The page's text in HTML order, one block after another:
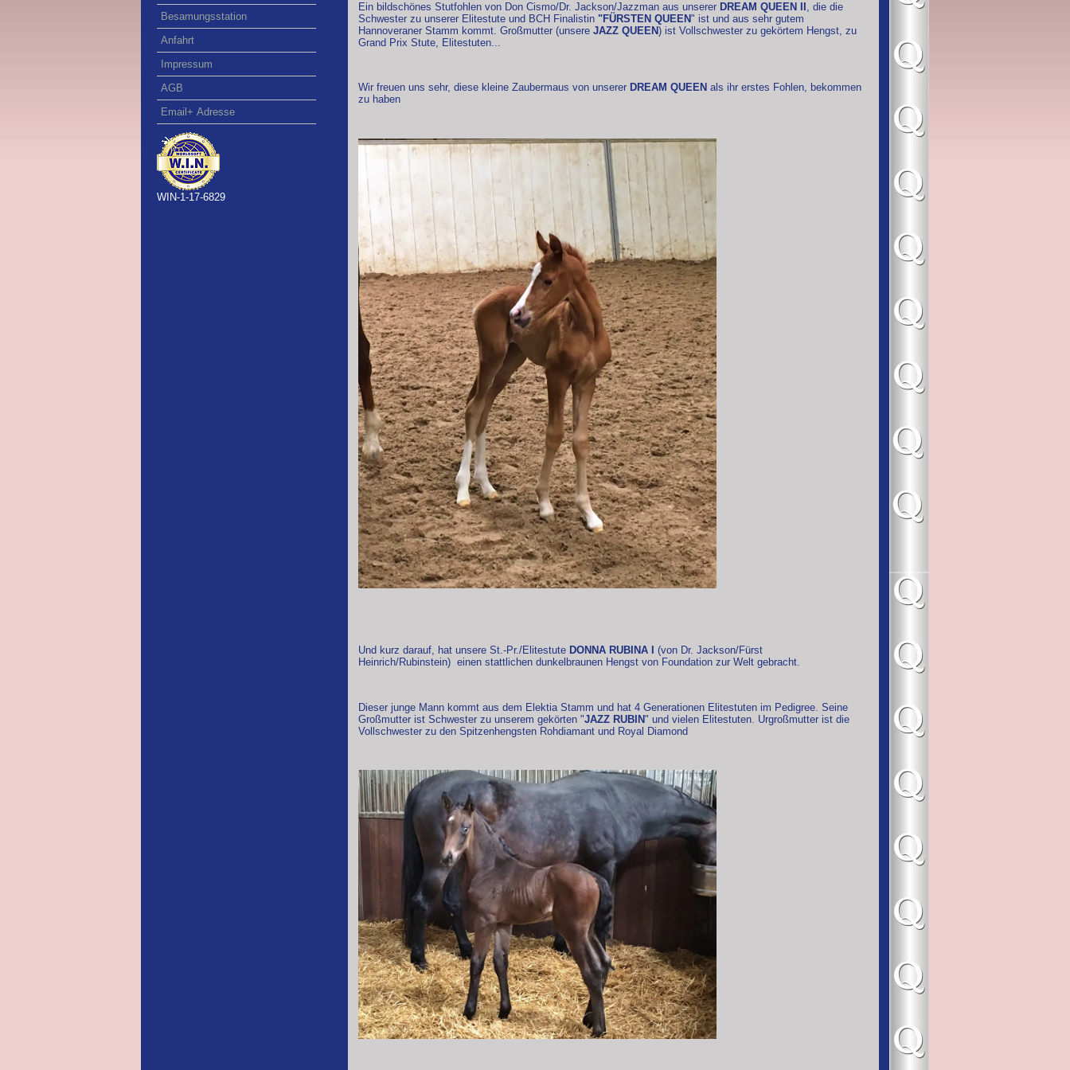
Besamungsstation
Anfahrt
Impressum
AGB
Email+ Adresse
WIN-1-17-6829
Ein bildschönes Stutfohlen von Don Cismo/Dr. Jackson/Jazzman aus unserer DREAM QUEEN II , die die
Schwester zu unserer Elitestute und BCH Finalistin "FÜRSTEN QUEEN" ist und aus sehr gutem
Hannoveraner Stamm kommt. Großmutter (unsere JAZZ QUEEN) ist Vollschwester zu gekörtem Hengst, zu
Grand Prix Stute, Elitestuten...
Wir freuen uns sehr, diese kleine Zaubermaus von unserer DREAM QUEEN als ihr erstes Fohlen, bekommen
zu haben
Und kurz darauf, hat unsere St.-Pr./Elitestute DONNA RUBINA I (von Dr. Jackson/Fürst
Heinrich/Rubinstein) einen stattlichen dunkelbraunen Hengst von Foundation zur Welt gebracht.
Dieser junge Mann kommt aus dem Elektia Stamm und hat 4 Generationen Elitestuten im Pedigree. Seine
Großmutter ist Schwester zu unserem gekörten "JAZZ RUBIN" und vielen Elitestuten. Urgroßmutter ist die
Vollschwester zu den Spitzenhengsten Rohdiamant und Royal Diamond